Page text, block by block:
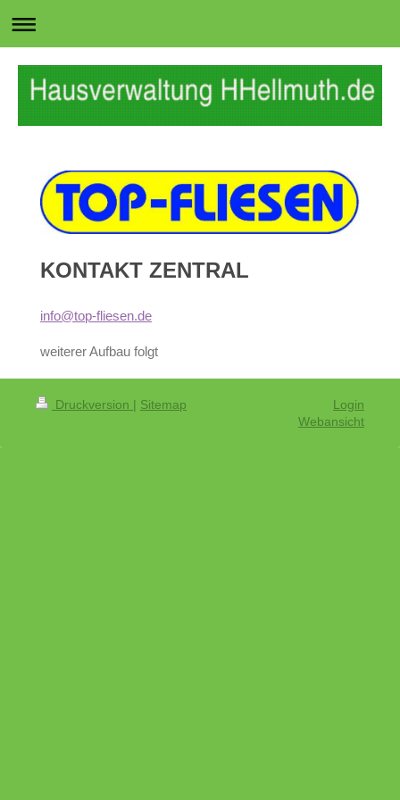
KONTAKT ZENTRAL
info@top-fliesen.de
weiterer Aufbau folgt
Druckversion | Sitemap
Login
Webansicht